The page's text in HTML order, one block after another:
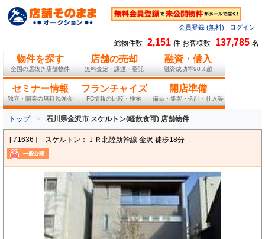
会員登録 (無料) ログイン
総物件数 2,151 件 お客様数 137,785 名
物件を探す
全国の居抜き店舗物件
店舗の売却
無料査定・譲渡・委託
融資・借入
融資成功率90％超
セミナー情報
独立・開業の無料勉強会
フランチャイズ
FC情報の比較・検索
開店準備
備品・集客・会計・仕入等
トップ 石川県金沢市 スケルトン(軽飲食可) 店舗物件
[ 71636 ] スケルトン：ＪＲ北陸新幹線 金沢 徒歩18分